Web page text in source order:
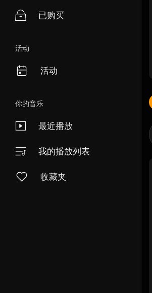
已购买
活动
活动
你的音乐
最近播放
我的播放列表
收藏夹